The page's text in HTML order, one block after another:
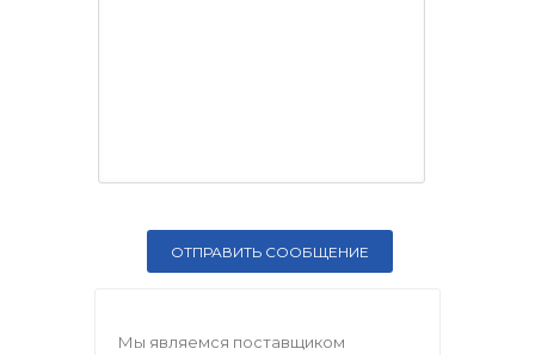
Мы являемся поставщиком